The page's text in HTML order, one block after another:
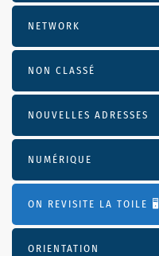
NETWORK
NON CLASSÉ
NOUVELLES ADRESSES
NUMÉRIQUE
ON REVISITE LA TOILE 🖥️
ORIENTATION